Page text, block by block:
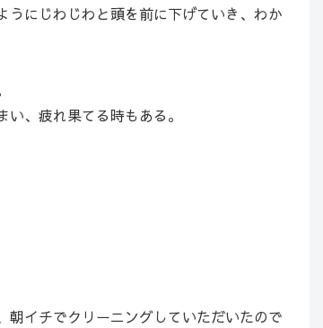
うにじわじわと頭を前に下げていき、わか
、疲れ果てる時もある。
イチでクリーニングしていただいたので